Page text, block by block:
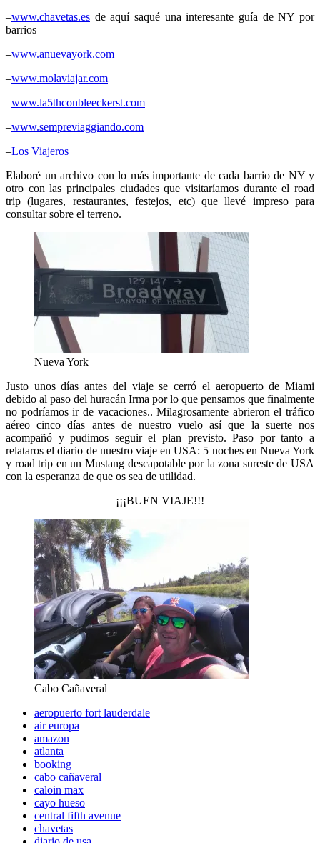
–www.chavetas.es de aquí saqué una interesante guía de NY por
barrios
–www.anuevayork.com
–www.molaviajar.com
–www.la5thconbleeckerst.com
–www.sempreviaggiando.com
–Los Viajeros
Elaboré un archivo con lo más importante de cada barrio de NY y
otro con las principales ciudades que visitaríamos durante el road
trip (lugares, restaurantes, festejos, etc) que llevé impreso para
consultar sobre el terreno.
Nueva York
Justo unos días antes del viaje se cerró el aeropuerto de Miami
debido al paso del huracán Irma por lo que pensamos que finalmente
no podríamos ir de vacaciones.. Milagrosamente abrieron el tráfico
aéreo cinco días antes de nuestro vuelo así que la suerte nos
acompañó y pudimos seguir el plan previsto. Paso por tanto a
relataros el diario de nuestro viaje en USA: 5 noches en Nueva York
y road trip en un Mustang descapotable por la zona sureste de USA
con la esperanza de que os sea de utilidad.
¡¡¡BUEN VIAJE!!!
Cabo Cañaveral
aeropuerto fort lauderdale
air europa
amazon
atlanta
booking
cabo cañaveral
caloin max
cayo hueso
central fifth avenue
chavetas